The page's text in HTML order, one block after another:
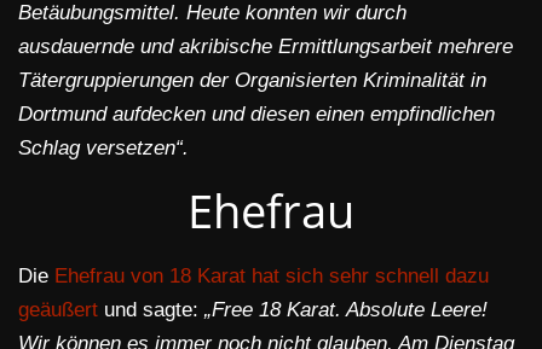
Betäubungsmittel. Heute konnten wir durch
ausdauernde und akribische Ermittlungsarbeit mehrere
Tätergruppierungen der Organisierten Kriminalität in
Dortmund aufdecken und diesen einen empfindlichen
Schlag versetzen“.
Ehefrau
Die Ehefrau von 18 Karat hat sich sehr schnell dazu
geäußert und sagte: „Free 18 Karat. Absolute Leere!
Wir können es immer noch nicht glauben. Am Dienstag